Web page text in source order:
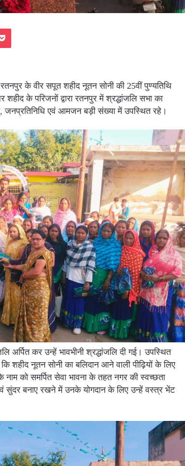
Pocket
के वीर सपूत शहीद नूतन सोनी की 25वीं पुण्यतिथि
के परिजनों द्वारा रतनपुर में श्रद्धांजलि सभा का
जनप्रतिनिधि एवं आमजन बड़ी संख्या में उपस्थित रहे।
अर्पित कर उन्हें भावभीनी श्रद्धांजलि दी गई। उपस्थित
शहीद नूतन सोनी का बलिदान आने वाली पीढ़ियों के लिए
को समर्पित सेवा भावना के तहत नगर की स्वच्छता
सुंदर बनाए रखने में उनके योगदान के लिए उन्हें वस्त्र भेंट